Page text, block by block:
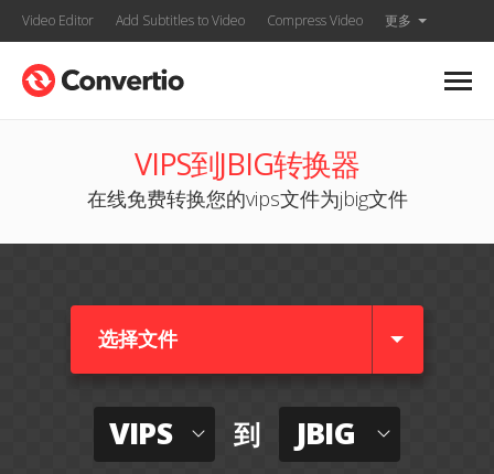
Video Editor Add Subtitles to Video Compress Video 更多
VIPS到JBIG转换器
在线免费转换您的vips文件为jbig文件
选择文件
VIPS 到 JBIG